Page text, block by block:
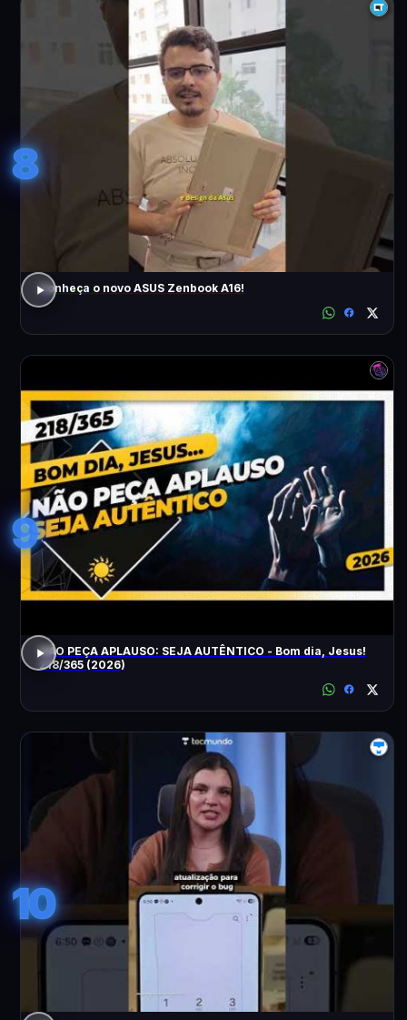
8
Conheça o novo ASUS Zenbook A16!
9
NÃO PEÇA APLAUSO: SEJA AUTÊNTICO - Bom dia, Jesus!
218/365 (2026)
10